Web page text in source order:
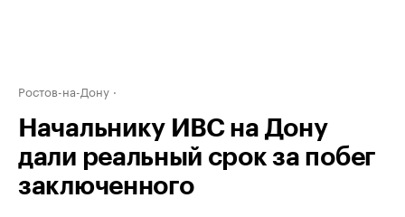
Ростов-на-Дону
Начальнику ИВС на Дону
дали реальный срок за побег
заключенного